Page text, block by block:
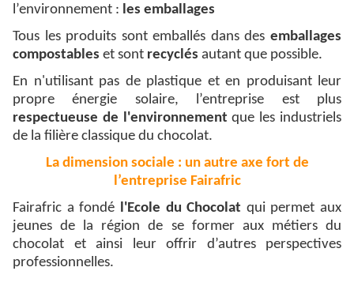
l’environnement : les emballages
Tous les produits sont emballés dans des emballages
compostables et sont recyclés autant que possible.
En n'utilisant pas de plastique et en produisant leur
propre énergie solaire, l’entreprise est plus
respectueuse de l'environnement que les industriels
de la filière classique du chocolat.
La dimension sociale : un autre axe fort de
l’entreprise Fairafric
Fairafric a fondé l'Ecole du Chocolat qui permet aux
jeunes de la région de se former aux métiers du
chocolat et ainsi leur offrir d’autres perspectives
professionnelles.